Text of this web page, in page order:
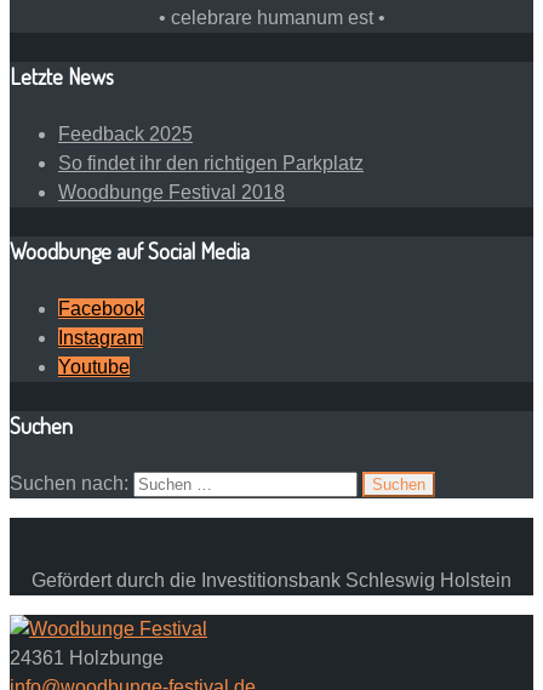
• celebrare humanum est •
Letzte News
Feedback 2025
So findet ihr den richtigen Parkplatz
Woodbunge Festival 2018
Woodbunge auf Social Media
Facebook
Instagram
Youtube
Suchen
Suchen nach:
Gefördert durch die Investitionsbank Schleswig Holstein
24361 Holzbunge